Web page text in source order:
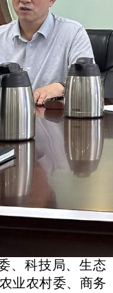
、科技局、生态
业农村委、商务